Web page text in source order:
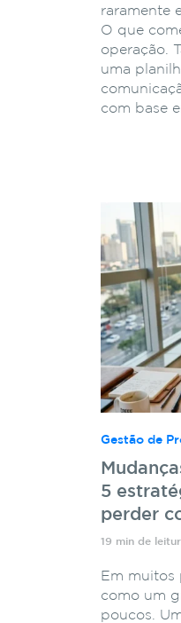
raramente
O que
operação.
uma
com base
Gestão de
5
perder
19 min de
Em muitos
como um
poucos.